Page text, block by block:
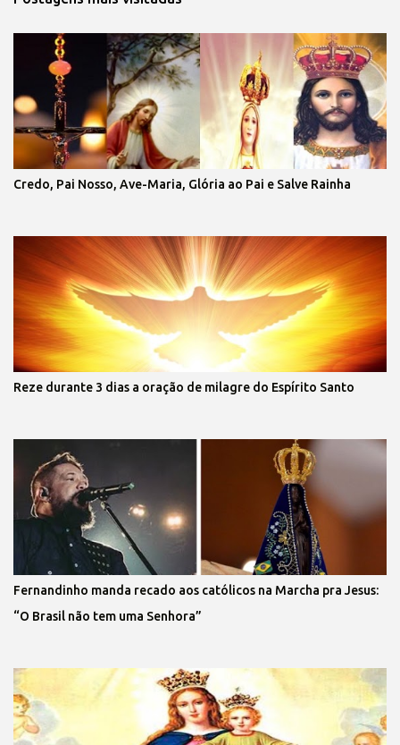
Credo, Pai Nosso, Ave-Maria, Glória ao Pai e Salve Rainha
Reze durante 3 dias a oração de milagre do Espírito Santo
Fernandinho manda recado aos católicos na Marcha pra Jesus:
“O Brasil não tem uma Senhora”